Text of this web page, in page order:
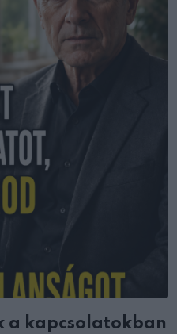
a kapcsolatokban